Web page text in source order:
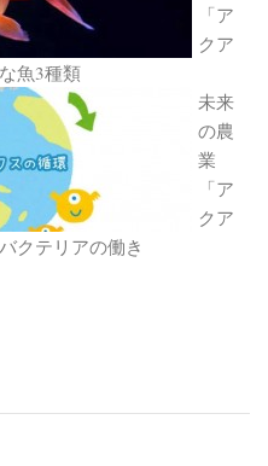
「ア
クア
魚3種類
未来
の農
業
「ア
クア
クテリアの働き